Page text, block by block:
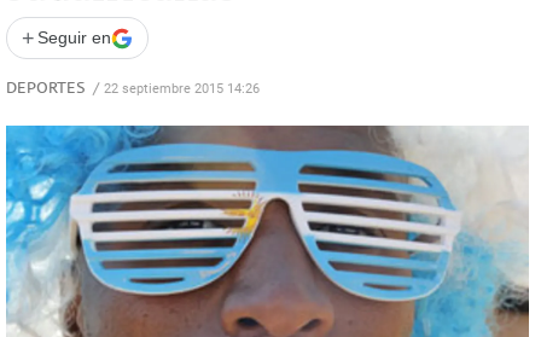
+ Seguir en
DEPORTES / 22 septiembre 2015 14:26